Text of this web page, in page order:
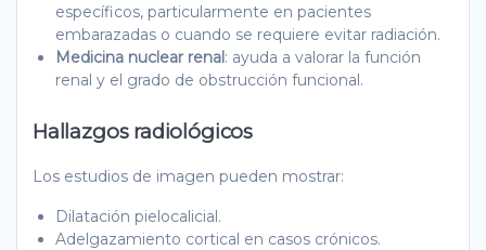
específicos, particularmente en pacientes
embarazadas o cuando se requiere evitar radiación.
Medicina nuclear renal: ayuda a valorar la función
renal y el grado de obstrucción funcional.
Hallazgos radiológicos
Los estudios de imagen pueden mostrar:
Dilatación pielocalicial.
Adelgazamiento cortical en casos crónicos.